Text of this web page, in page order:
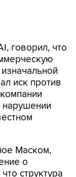
иск против
нарушении
Маском,
структура